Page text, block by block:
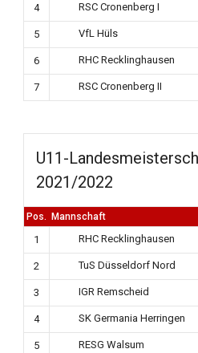
4 RSC Cronenberg I
5 VfL Hüls
6 RHC Recklinghausen
7 RSC Cronenberg II
U11-
2021/2022
Pos. Mannschaft
1 RHC Recklinghausen
2 TuS Düsseldorf Nord
3 IGR Remscheid
4 SK Germania Herringen
5 RESG Walsum